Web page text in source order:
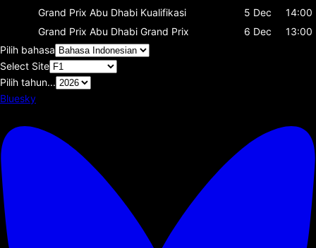
Grand Prix Abu Dhabi Kualifikasi 5 Dec
14:00
Grand Prix Abu Dhabi Grand Prix 6 Dec
13:00
Pilih bahasa
Select Site
Pilih tahun...
Bluesky